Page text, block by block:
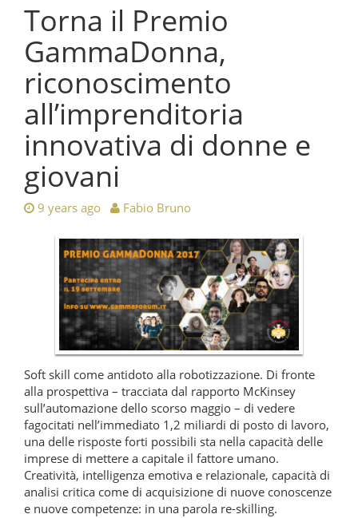
Torna il Premio
GammaDonna,
riconoscimento
all’imprenditoria
innovativa di donne e
giovani
9 years ago Fabio Bruno
Soft skill come antidoto alla robotizzazione. Di fronte
alla prospettiva – tracciata dal rapporto McKinsey
sull’automazione dello scorso maggio – di vedere
fagocitati nell’immediato 1,2 miliardi di posto di lavoro,
una delle risposte forti possibili sta nella capacità delle
imprese di mettere a capitale il fattore umano.
Creatività, intelligenza emotiva e relazionale, capacità di
analisi critica come di acquisizione di nuove conoscenze
e nuove competenze: in una parola re-skilling.